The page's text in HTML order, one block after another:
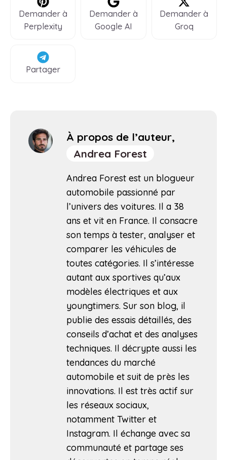
Demander à
Perplexity
Demander à
Google AI
Demander à
Groq
Partager
À propos de l’auteur,
Andrea Forest
Andrea Forest est un blogueur
automobile passionné par
l’univers des voitures. Il a 38
ans et vit en France. Il consacre
son temps à tester, analyser et
comparer les véhicules de
toutes catégories. Il s’intéresse
autant aux sportives qu’aux
modèles électriques et aux
youngtimers. Sur son blog, il
publie des essais détaillés, des
conseils d’achat et des analyses
techniques. Il décrypte aussi les
tendances du marché
automobile et suit de près les
innovations. Il est très actif sur
les réseaux sociaux,
notamment Twitter et
Instagram. Il échange avec sa
communauté et partage ses